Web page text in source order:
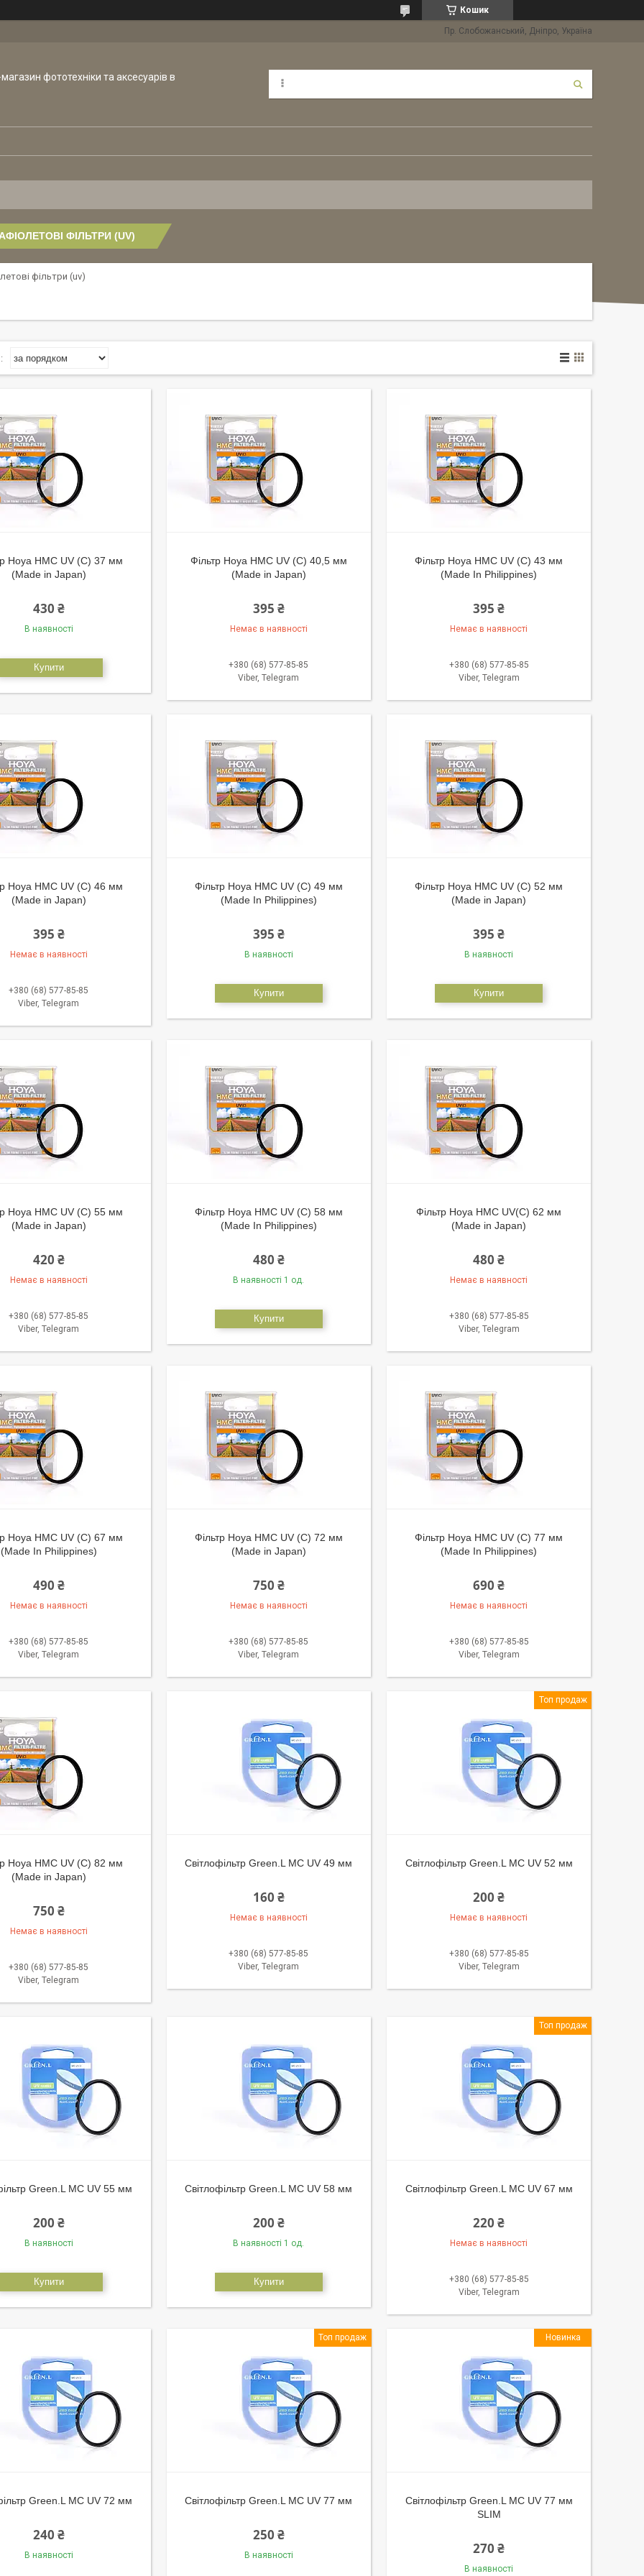
Кошик
Пр. Слобожанський, Дніпро, Україна
фототехніки та аксесуарів в
ФІЛЬТРИ (UV)
фільтри (uv)
Hoya HMC UV (C) 37 мм
(Made in Japan)
430 ₴
В наявності
Купити
Фільтр Hoya HMC UV (C) 40,5 мм
(Made in Japan)
395 ₴
Немає в наявності
+380 (68) 577-85-85
Viber, Telegram
Фільтр Hoya HMC UV (C) 43 мм
(Made In Philippines)
395 ₴
Немає в наявності
+380 (68) 577-85-85
Viber, Telegram
Hoya HMC UV (C) 46 мм
(Made in Japan)
395 ₴
Немає в наявності
+380 (68) 577-85-85
Viber, Telegram
Фільтр Hoya HMC UV (C) 49 мм
(Made In Philippines)
395 ₴
В наявності
Купити
Фільтр Hoya HMC UV (C) 52 мм
(Made in Japan)
395 ₴
В наявності
Купити
Hoya HMC UV (C) 55 мм
(Made in Japan)
420 ₴
Немає в наявності
+380 (68) 577-85-85
Viber, Telegram
Фільтр Hoya HMC UV (C) 58 мм
(Made In Philippines)
480 ₴
В наявності 1 од.
Купити
Фільтр Hoya HMC UV(C) 62 мм
(Made in Japan)
480 ₴
Немає в наявності
+380 (68) 577-85-85
Viber, Telegram
Hoya HMC UV (C) 67 мм
(Made In Philippines)
490 ₴
Немає в наявності
+380 (68) 577-85-85
Viber, Telegram
Фільтр Hoya HMC UV (C) 72 мм
(Made in Japan)
750 ₴
Немає в наявності
+380 (68) 577-85-85
Viber, Telegram
Фільтр Hoya HMC UV (C) 77 мм
(Made In Philippines)
690 ₴
Немає в наявності
+380 (68) 577-85-85
Viber, Telegram
Hoya HMC UV (C) 82 мм
(Made in Japan)
750 ₴
Немає в наявності
+380 (68) 577-85-85
Viber, Telegram
Світлофільтр Green.L MC UV 49 мм
160 ₴
Немає в наявності
+380 (68) 577-85-85
Viber, Telegram
Топ продаж
Світлофільтр Green.L MC UV 52 мм
200 ₴
Немає в наявності
+380 (68) 577-85-85
Viber, Telegram
Green.L MC UV 55 мм
200 ₴
В наявності
Купити
Світлофільтр Green.L MC UV 58 мм
200 ₴
В наявності 1 од.
Купити
Топ продаж
Світлофільтр Green.L MC UV 67 мм
220 ₴
Немає в наявності
+380 (68) 577-85-85
Viber, Telegram
Green.L MC UV 72 мм
240 ₴
В наявності
Топ продаж
Світлофільтр Green.L MC UV 77 мм
250 ₴
В наявності
Новинка
Світлофільтр Green.L MC UV 77 мм
SLIM
270 ₴
В наявності